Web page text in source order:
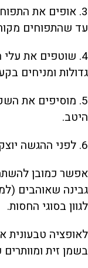
עד שהתפוחים
4. שוטפים את
גדולות ומניחים
5. מוסיפים את
היטב.
6. לפני ההגשה יוצקים מעל רוטב ומערבבים היטב.
אפשר כמובן
גבינה שאוהבים
לגוון בסוגי החסות.
לאופציה
בשמן זית